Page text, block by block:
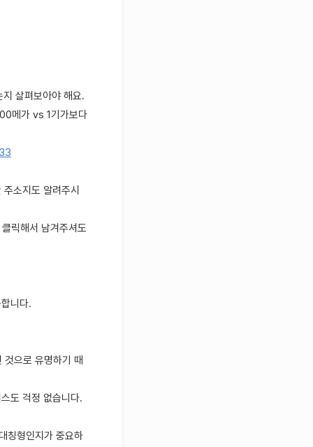
살펴보아야 해요.
메가 vs 1기가보다
소지도 알려주시
릭해서 남겨주셔도
니다.
으로 유명하기 때
도 걱정 없습니다.
칭형인지가 중요하